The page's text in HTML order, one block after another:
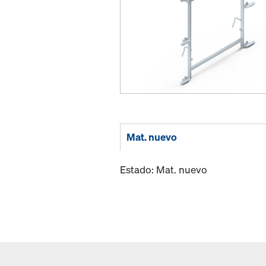
Mat. nuevo
Estado: Mat. nuevo